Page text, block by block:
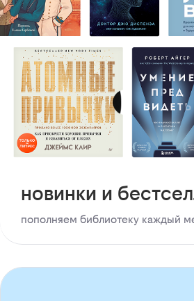
новинки и
пополняем библиотеку каждый